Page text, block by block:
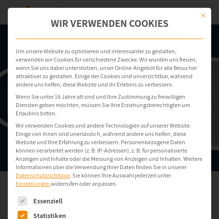
05. März 2024 / BG / Lesedauer: 3 Min.
Mit
WIR VERWENDEN COOKIES
Um unsere Website zu optimieren und interessanter zu gestalten,
verwenden wir Cookies für verschiedene Zwecke. Wir würden uns freuen,
wenn Sie uns dabei unterstützen, unser Online-Angebot für alle Besucher
attraktiver zu gestalten. Einige der Cookies sind unverzichtbar, während
andere uns helfen, diese Website und ihr Erlebnis zu verbessern.
Wenn Sie unter 16 Jahre alt sind und Ihre Zustimmung zu freiwilligen
Diensten geben möchten, müssen Sie Ihre Erziehungsberechtigten um
Erlaubnis bitten.
Wir verwenden Cookies und andere Technologien auf unserer Website.
Einige von ihnen sind unerlässlich, während andere uns helfen, diese
Website und Ihre Erfahrung zu verbessern. Personenbezogene Daten
können verarbeitet werden (z. B. IP-Adressen), z. B. für personalisierte
Anzeigen und Inhalte oder die Messung von Anzeigen und Inhalten.Weitere
Informationen über die Verwendung Ihrer Daten finden Sie in unserer
Datenschutzrichtlinie.Sie können Ihre Auswahl jederzeit unter
Einstellungenwiderrufen oder anpassen.
Es folgt eine Liste der Service-Gruppen, für die eine Einwilligung
Essenziell
Statistiken